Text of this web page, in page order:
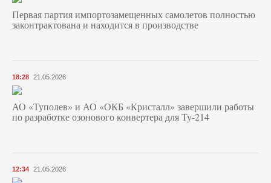
Первая партия импортозамещенных самолетов полностью
законтрактована и находится в производстве
18:28 21.05.2026
АО «Туполев» и АО «ОКБ «Кристалл» завершили работы
по разработке озонового конвертера для Ту-214
12:34 21.05.2026